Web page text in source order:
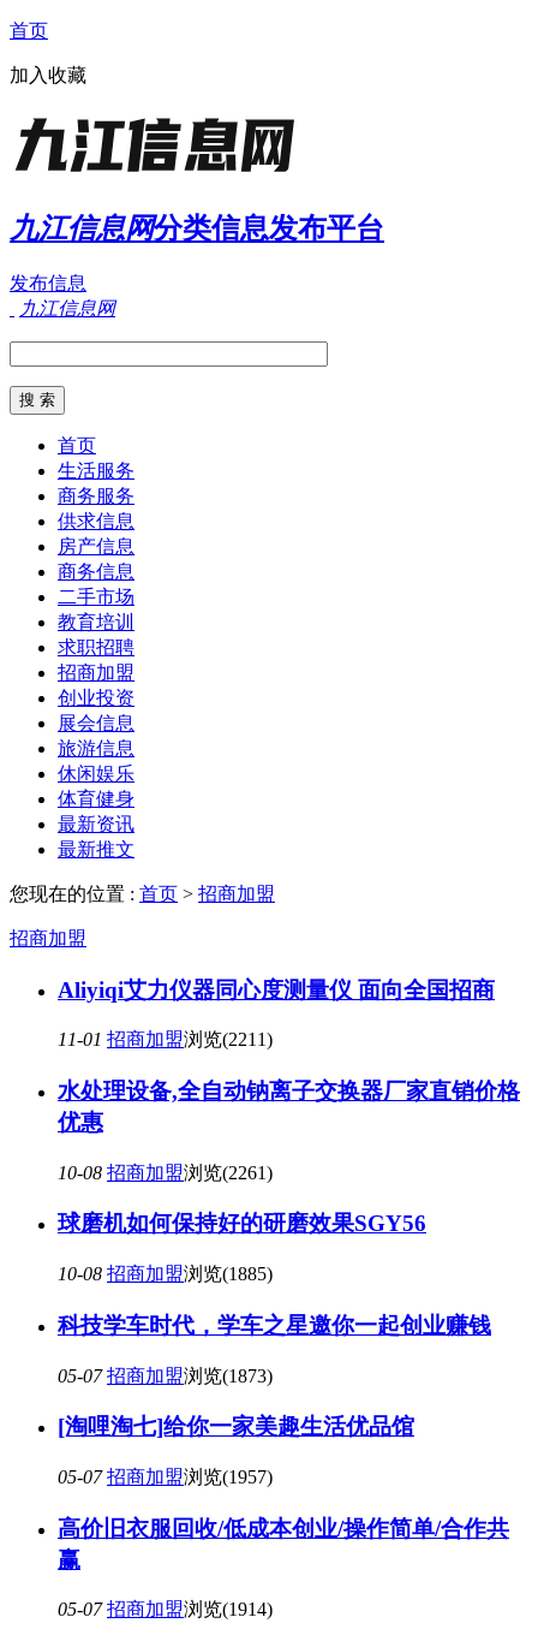
首页
加入收藏
九江信息网分类信息发布平台
发布信息
九江信息网
首页
生活服务
商务服务
供求信息
房产信息
商务信息
二手市场
教育培训
求职招聘
招商加盟
创业投资
展会信息
旅游信息
休闲娱乐
体育健身
最新资讯
最新推文
您现在的位置 : 首页 > 招商加盟
招商加盟
Aliyiqi艾力仪器同心度测量仪 面向全国招商
11-01 招商加盟浏览(2211)
水处理设备,全自动钠离子交换器厂家直销价格
优惠
10-08 招商加盟浏览(2261)
球磨机如何保持好的研磨效果SGY56
10-08 招商加盟浏览(1885)
科技学车时代，学车之星邀你一起创业赚钱
05-07 招商加盟浏览(1873)
[淘哩淘七]给你一家美趣生活优品馆
05-07 招商加盟浏览(1957)
高价旧衣服回收/低成本创业/操作简单/合作共
赢
05-07 招商加盟浏览(1914)